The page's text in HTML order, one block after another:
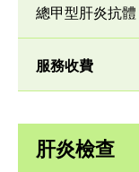
總甲型肝炎抗體
服務收費
肝炎檢查